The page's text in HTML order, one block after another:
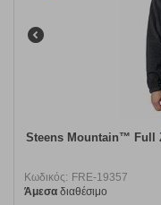
Steens Mountain™ Full
Κωδικός: FRE-19357
Άμεσα διαθέσιμο